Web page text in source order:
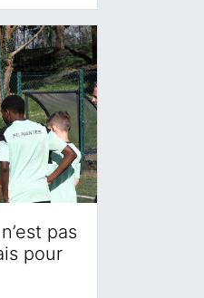
pas
pour